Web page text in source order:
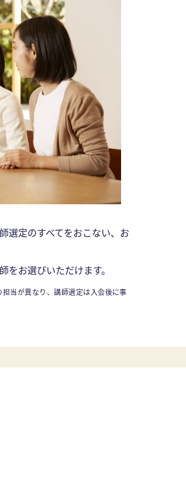
選定のすべてをおこない、お
お選びいただけます。
当が異なり、講師選定は入会後に事